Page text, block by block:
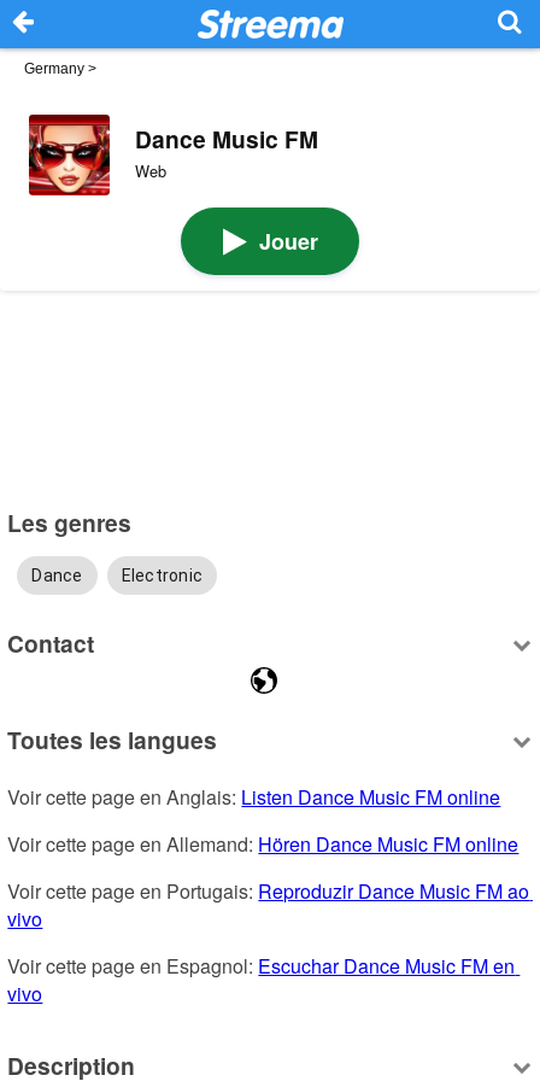
Germany >
Dance Music FM
Web
Jouer
Les genres
Dance Electronic
Contact
Toutes les langues
Voir cette page en Anglais: Listen Dance Music FM online
Voir cette page en Allemand: Hören Dance Music FM online
Voir cette page en Portugais: Reproduzir Dance Music FM ao
vivo
Voir cette page en Espagnol: Escuchar Dance Music FM en
vivo
Description